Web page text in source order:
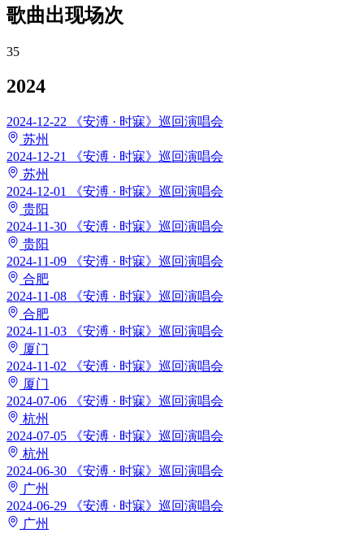
歌曲出现场次
35
2024
2024-12-22
《安溥 · 时寐》巡回演唱会
苏州
2024-12-21
《安溥 · 时寐》巡回演唱会
苏州
2024-12-01
《安溥 · 时寐》巡回演唱会
贵阳
2024-11-30
《安溥 · 时寐》巡回演唱会
贵阳
2024-11-09
《安溥 · 时寐》巡回演唱会
合肥
2024-11-08
《安溥 · 时寐》巡回演唱会
合肥
2024-11-03
《安溥 · 时寐》巡回演唱会
厦门
2024-11-02
《安溥 · 时寐》巡回演唱会
厦门
2024-07-06
《安溥 · 时寐》巡回演唱会
杭州
2024-07-05
《安溥 · 时寐》巡回演唱会
杭州
2024-06-30
《安溥 · 时寐》巡回演唱会
广州
2024-06-29
《安溥 · 时寐》巡回演唱会
广州